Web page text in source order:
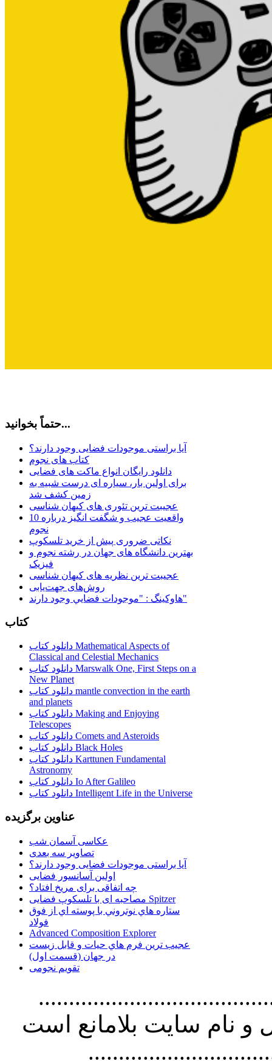
حتماً بخوانید...
آیا براستی موجودات فضایی وجود دارند؟
کتاب های نجوم
دانلود رایگان انواع ماکت های فضایی
برای اولین بار، سیاره ای درست شبیه به
زمین کشف شد
عجیبت ترین تئوری های کیهان شناسی
10 واقعیت عجیب و شگفت انگیز درباره
نجوم
نکاتی ضروری پیش از خرید تلسکوپ
بهترین دانشگاه های جهان در رشته نجوم و
فیزیک
عجیبت ترین نظریه های کیهان شناسی
روش‌های جهت‌یابی
هاوكينگ : "موجودات فضايي وجود دارند"
کتاب
دانلود کتاب Mathematical Aspects of
Classical and Celestial Mechanics
دانلود کتاب Marswalk One, First Steps on a
New Planet
دانلود کتاب mantle convection in the earth
and planets
دانلود کتاب Making and Enjoying
Telescopes
دانلود کتاب Comets and Asteroids
دانلود کتاب Black Holes
دانلود کتاب Karttunen Fundamental
Astronomy
دانلود کتاب Io After Galileo
دانلود کتاب Intelligent Life in the Universe
عناوین برگزیده
عکاسی آسمان شب
تصاویر سه بعدی
آیا براستی موجودات فضایی وجود دارند؟
اولین آسانسور فضایی
چه اتفاقی برای مریخ افتاد؟
مصاحبه ای با تلسکوپ فضایی Spitzer
ستاره هاي نوتروني با پوسته اي از فوق
فولاد
Advanced Composition Explorer
عجیب ترین فرم هاي حيات و قابل زيست
در جهان (قسمت اول)
تقویم نجومی
استفاده از
نام سايت بلامانع است